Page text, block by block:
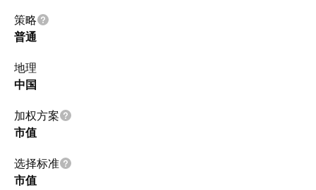
策略
普通
地理
中国
加权方案
市值
选择标准
市值